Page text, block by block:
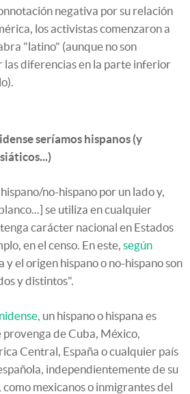
negativa por su relación
los activistas comenzaron a
"latino" (aunque no son
las diferencias en la parte inferior
seríamos hispanos (y
no-hispano por un lado y,
se utiliza en cualquier
carácter nacional en Estados
en el censo. En este, según
y el origen hispano o no-hispano son
y distintos".
un hispano o hispana es
de Cuba, México,
Central, España o cualquier país
independientemente de su
mexicanos o inmigrantes del